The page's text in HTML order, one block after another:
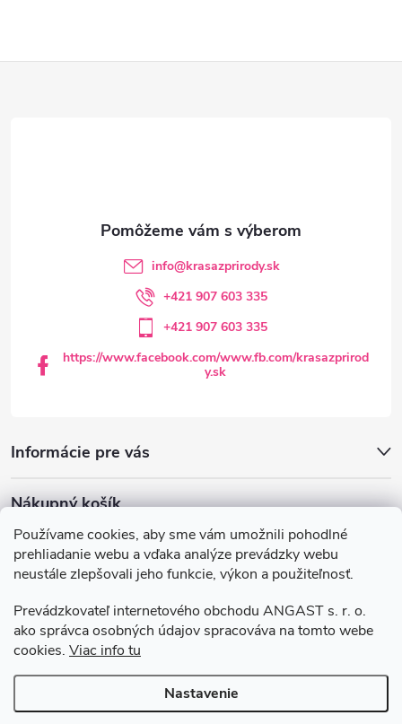
Používame cookies, aby sme vám umožnili pohodlné
prehliadanie webu a vďaka analýze prevádzky webu
neustále zlepšovali jeho funkcie, výkon a použiteľnosť.
Prevádzkovateľ internetového obchodu ANGAST s. r. o.
ako správca osobných údajov spracováva na tomto webe
cookies. Viac info tu
Nastavenie
info@krasazprirody.sk
+421 907 603 335
+421 907 603 335
https://www.facebook.com/www.fb.com/krasazprirod
y.sk
Informácie pre vás
Nákupný košík
0 KS /€0
Všeobecné obchodné podmienky
Podmienky ochrany osobných údajov
Copyright 2026Krasazprirody.sk. Všetky práva vyhradené.Upraviť